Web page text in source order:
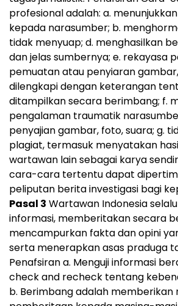
profesional adalah: a.
kepada narasumber; b.
tidak menyuap; d. menghasilkan
dan jelas sumbernya; e. rekayasa
pemuatan atau penyiaran
dilengkapi dengan keterangan
ditampilkan secara berimbang; f.
pengalaman traumatik
penyajian gambar, foto, suara; g.
plagiat, termasuk menyatakan
wartawan lain sebagai karya
cara-cara tertentu dapat
peliputan berita investigasi bagi
Pasal 3 Wartawan Indonesia
informasi, memberitakan secara
mencampurkan fakta dan opini
serta menerapkan asas praduga
Penafsiran a. Menguji informasi
check and recheck tentang
b. Berimbang adalah memberikan